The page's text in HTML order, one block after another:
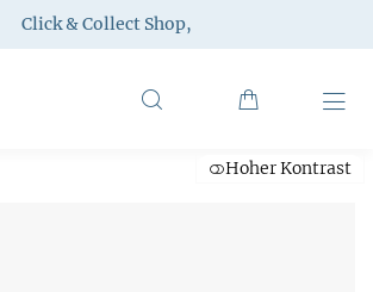
Click & Collect Shop,
Hoher Kontrast